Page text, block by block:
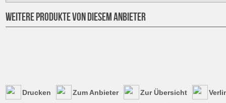
WEITERE PRODUKTE VON DIESEM ANBIETER
Drucken Zum Anbieter Zur Übersicht